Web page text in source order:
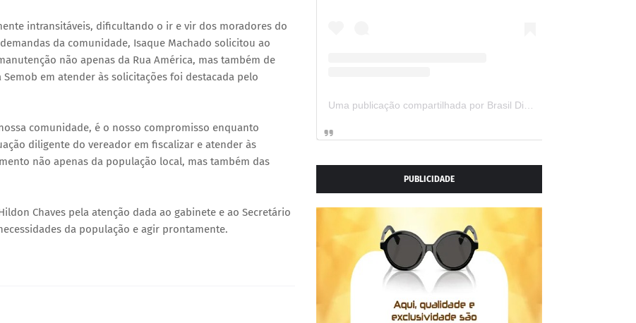
intransitáveis, dificultando o ir e vir dos moradores do
da comunidade, Isaque Machado solicitou ao
não apenas da Rua América, mas também de
em atender às solicitações foi destacada pelo
comunidade, é o nosso compromisso enquanto
diligente do vereador em fiscalizar e atender às
não apenas da população local, mas também das
Chaves pela atenção dada ao gabinete e ao Secretário
da população e agir prontamente.
PUBLICIDADE